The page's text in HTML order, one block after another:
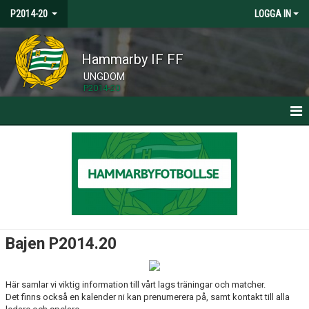
P2014-20 LOGGA IN
Hammarby IF FF
UNGDOM
P2014-20
BILDGALLERI
Bajen P2014.20
Här samlar vi viktig information till vårt lags träningar och matcher.
Det finns också en kalender ni kan prenumerera på, samt kontakt till alla